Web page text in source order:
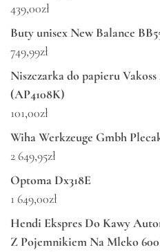
439,00zł
Buty unisex New Balance
749,99zł
Niszczarka do papieru Vakoss
(AP4108K)
101,00zł
Wiha Werkzeuge Gmbh
2 649,95zł
Optoma Dx318E
1 649,00zł
Hendi Ekspres Do Kawy
Z Pojemnikiem Na Mleko